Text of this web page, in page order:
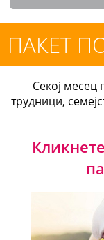
ПАКЕТ
Секој месец
трудници,